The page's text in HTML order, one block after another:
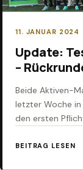
11. JANUAR 2024
Update:
–
Beide Aktiven-
letzter Woche
den ersten
BEITRAG LESEN